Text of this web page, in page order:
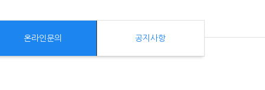
온라인문의 공지사항